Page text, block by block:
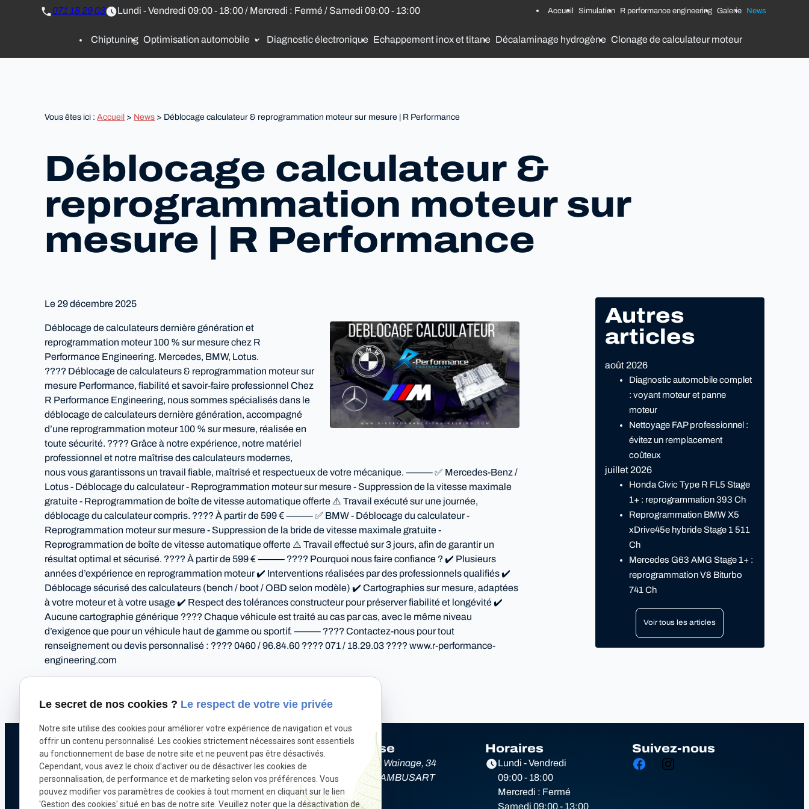
071 18 29 03 Lundi - Vendredi 09:00 - 18:00 / Mercredi : Fermé / Samedi 09:00 - 13:00 Accueil Simulation R performance engineering Galerie News
Chiptuning Optimisation automobile Diagnostic électronique Echappement inox et titane Décalaminage hydrogène Clonage de calculateur moteur
Vous êtes ici : Accueil > News > Déblocage calculateur & reprogrammation moteur sur mesure | R Performance
Déblocage calculateur &
reprogrammation moteur sur
mesure | R Performance
Le29 décembre 2025
Déblocage de calculateurs dernière génération et
reprogrammation moteur 100 % sur mesure chez R
Performance Engineering. Mercedes, BMW, Lotus.
???? Déblocage de calculateurs & reprogrammation moteur sur
mesure Performance, fiabilité et savoir-faire professionnel Chez
R Performance Engineering, nous sommes spécialisés dans le
déblocage de calculateurs dernière génération, accompagné
d’une reprogrammation moteur 100 % sur mesure, réalisée en
toute sécurité. ???? Grâce à notre expérience, notre matériel
professionnel et notre maîtrise des calculateurs modernes,
nous vous garantissons un travail fiable, maîtrisé et respectueux de votre mécanique. ⸻ ✅ Mercedes-Benz /
Lotus - Déblocage du calculateur - Reprogrammation moteur sur mesure - Suppression de la vitesse maximale
gratuite - Reprogrammation de boîte de vitesse automatique offerte ⚠️ Travail exécuté sur une journée,
déblocage du calculateur compris. ???? À partir de 599 € ⸻ ✅ BMW - Déblocage du calculateur -
Reprogrammation moteur sur mesure - Suppression de la bride de vitesse maximale gratuite -
Reprogrammation de boîte de vitesse automatique offerte ⚠️ Travail effectué sur 3 jours, afin de garantir un
résultat optimal et sécurisé. ???? À partir de 599 € ⸻ ???? Pourquoi nous faire confiance ? ✔️ Plusieurs
années d’expérience en reprogrammation moteur ✔️ Interventions réalisées par des professionnels qualifiés ✔️
Déblocage sécurisé des calculateurs (bench / boot / OBD selon modèle) ✔️ Cartographies sur mesure, adaptées
à votre moteur et à votre usage ✔️ Respect des tolérances constructeur pour préserver fiabilité et longévité ✔️
Aucune cartographie générique ???? Chaque véhicule est traité au cas par cas, avec le même niveau
d’exigence que pour un véhicule haut de gamme ou sportif. ⸻ ???? Contactez-nous pour tout
renseignement ou devis personnalisé : ???? 0460 / 96.84.60 ???? 071 / 18.29.03 ???? www.r-performance-
engineering.com
Autres
articles
août 2026
Diagnostic automobile complet
: voyant moteur et panne
moteur
Nettoyage FAP professionnel :
évitez un remplacement
coûteux
juillet 2026
Honda Civic Type R FL5 Stage
1+ : reprogrammation 393 Ch
Reprogrammation BMW X5
xDrive45e hybride Stage 1 511
Ch
Mercedes G63 AMG Stage 1+ :
reprogrammation V8 Biturbo
741 Ch
Voir tous les articles
Téléphone
Pour nous joindre
071 18 29 03
Adresse
Rue du Wainage, 34
6220 LAMBUSART
Horaires
Lundi - Vendredi
09:00 - 18:00
Mercredi : Fermé
Suivez-nous
Panneau de gestion des cookies
Le secret de nos cookies ? Le respect de votre vie privée
Notre site utilise des cookies pour améliorer votre expérience de navigation et vous
offrir un contenu personnalisé. Les cookies strictement nécessaires sont essentiels
au fonctionnement de base de notre site et ne peuvent pas être désactivés.
Cependant, vous avez le choix d'activer ou de désactiver les cookies de
personnalisation, de performance et de marketing selon vos préférences. Vous
pouvez modifier vos paramètres de cookies à tout moment en cliquant sur le lien
'Gestion des cookies' situé en bas de notre site. Veuillez noter que la désactivation de